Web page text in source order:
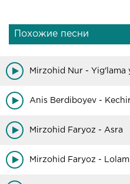
Похожие песни
Mirzohid Nur - Yig'lama
Anis Berdiboyev -
Mirzohid Faryoz - Asra
Mirzohid Faryoz - Lolam